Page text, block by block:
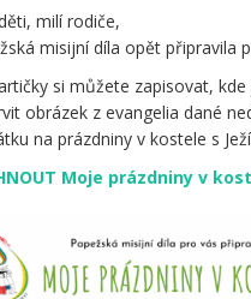
milí rodiče,
misijní díla opět připravila
si můžete zapisovat,
obrázek z evangelia dané
na prázdniny v kostele s
Moje prázdniny v